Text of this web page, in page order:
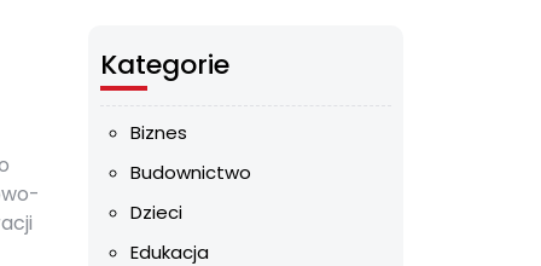
Kategorie
Biznes
Budownictwo
Dzieci
Edukacja